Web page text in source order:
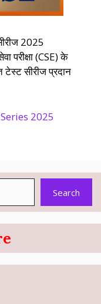
2025
परीक्षा (CSE) के
सीरीज प्रदान
2025
Search